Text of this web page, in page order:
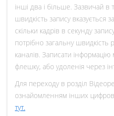
інші два і більше. Зазвичай в
швидкість запису вказується
скільки кадрів в секунду
потрібно загальну швидкість
каналів. Записати
флешку, або удоленія через
Для переходу в розділ
ознайомленням інших
тут.